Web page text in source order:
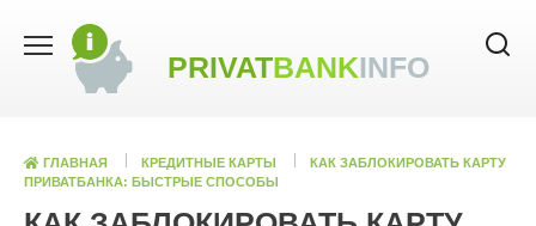
PRIVATBANKINFO
ГЛАВНАЯ КРЕДИТНЫЕ КАРТЫ
КАК ЗАБЛОКИРОВАТЬ КАРТУ
ПРИВАТБАНКА: БЫСТРЫЕ СПОСОБЫ